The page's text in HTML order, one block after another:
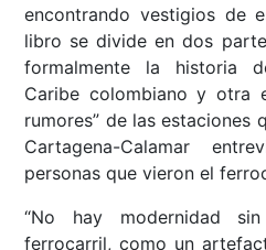
encontrando vestigios de
libro se divide en dos
formalmente la historia
Caribe colombiano y otra
rumores” de las estaciones
Cartagena-Calamar
personas que vieron el
“No hay modernidad
ferrocarril, como un